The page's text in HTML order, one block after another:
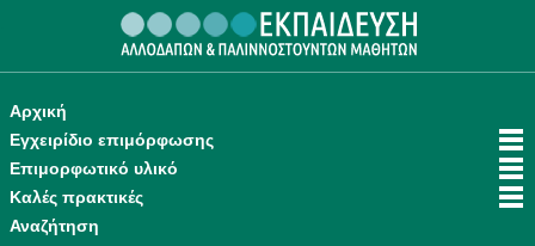
Αρχική
Εγχειρίδιο επιμόρφωσης
Επιμορφωτικό υλικό
Καλές πρακτικές
Αναζήτηση